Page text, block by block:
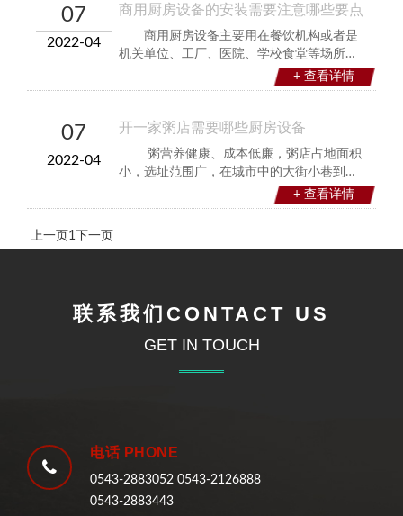
碳烤炉在烤制食物过程中，食物中的油渍滴
入炭火中会产
07
2022-04
商用厨房设备的安装需要注意哪些要点
+ 查看详情
商用厨房设备主要用在餐饮机构或者是
机关单位、工厂、医院、学校食堂等场所。
商用厨房设备种类众多、结构复杂，在安装
过程中需掌握一定的安装要点。一、人们在
置顺序进行安装，即应先对墙以及地面基层
进行处置再对
07
2022-04
开一家粥店需要哪些厨房设备
+ 查看详情
粥营养健康、成本低廉，粥店占地面积
小，选址范围广，在城市中的大街小巷到处
都能看得到，那么开一家粥店究竟需要哪些
厨房设备呢？归纳起来有如下这
上一页 1下一页
联系我们CONTACT US
GET IN TOUCH
电话 PHONE
0543-2883052 0543-2126888
0543-2883443